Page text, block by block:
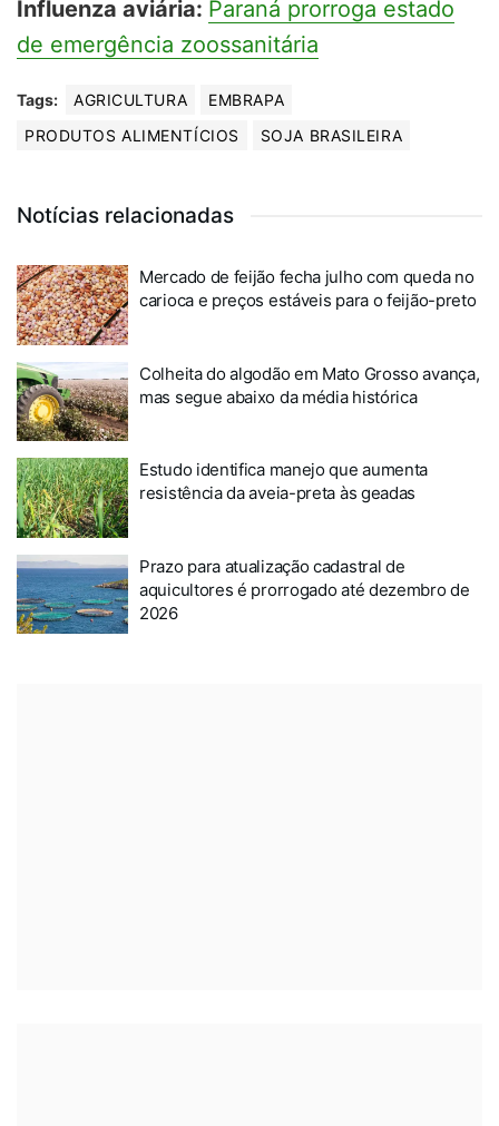
Influenza aviária: Paraná prorroga estado
de emergência zoossanitária
Tags: AGRICULTURA
EMBRAPA
PRODUTOS ALIMENTÍCIOS
SOJA BRASILEIRA
Notícias relacionadas
Mercado de feijão fecha julho com queda no
carioca e preços estáveis para o feijão-preto
Colheita do algodão em Mato Grosso avança,
mas segue abaixo da média histórica
Estudo identifica manejo que aumenta
resistência da aveia-preta às geadas
Prazo para atualização cadastral de
aquicultores é prorrogado até dezembro de
2026